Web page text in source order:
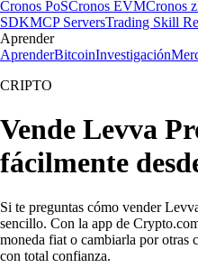
Cronos PoSCronos EVMCronos
SDKMCP ServersTrading Skill
Aprender
AprenderBitcoinInvestigación
CRIPTO
Vende Levva
fácilmente
Si te preguntas cómo vender
sencillo. Con la app de
moneda fiat o cambiarla por otras
con total confianza.